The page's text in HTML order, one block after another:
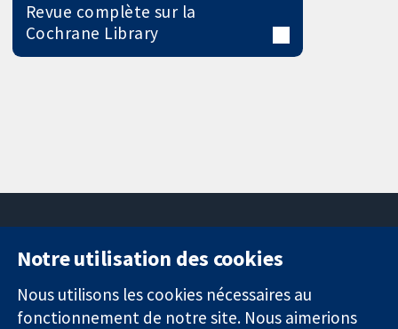
Revue complète sur la
Cochrane Library
Des données
11-13 Cavendish
Square
Londres
nous
Actualités
Notre utilisation des cookies
Nous utilisons les cookies nécessaires au
fonctionnement de notre site. Nous aimerions